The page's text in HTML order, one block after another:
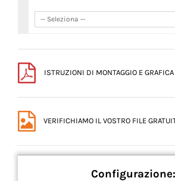
-- Seleziona --
-- Seleziona --
ISTRUZIONI DI MONTAGGIO E GRAFICA
VERIFICHIAMO IL VOSTRO FILE
Configurazione: